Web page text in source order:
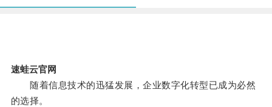
速蛙云官网
随着信息技术的迅猛发展，企业数字化转型已成为必然
的选择。